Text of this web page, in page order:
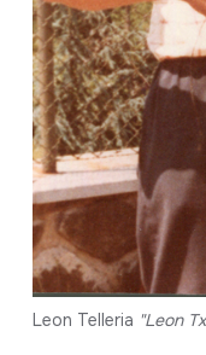
Leon Telleria "Leon